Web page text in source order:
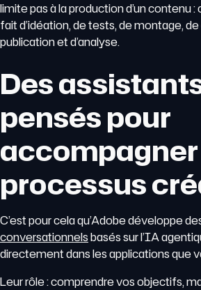
limite pas à la production d’un contenu :
fait d’idéation, de tests, de montage,
publication et d’analyse.
Des
pensés pour
processus
C’est pour cela qu’Adobe développe
conversationnelsbasés sur l’IA
directement dans les applications que
Leur rôle : comprendre vos objectifs,